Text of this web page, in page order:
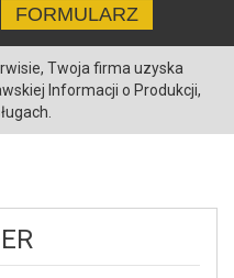
FORMULARZ
Twoja firma uzyska
Informacji o Produkcji,